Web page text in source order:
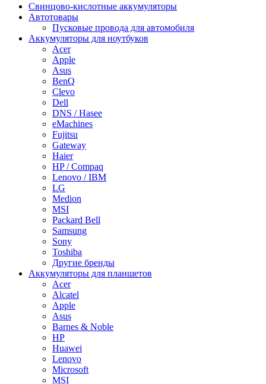
Cвинцово-кислотные аккумуляторы
Автотовары
Пусковые провода для автомобиля
Аккумуляторы для ноутбуков
Acer
Apple
Asus
BenQ
Clevo
Dell
DNS / Hasee
eMachines
Fujitsu
Gateway
Haier
HP / Compaq
Lenovo / IBM
LG
Medion
MSI
Packard Bell
Samsung
Sony
Toshiba
Другие бренды
Аккумуляторы для планшетов
Acer
Alcatel
Apple
Asus
Barnes & Noble
HP
Huawei
Lenovo
Microsoft
MSI